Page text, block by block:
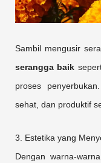
Sambil mengusir
serangga baik
proses
sehat, dan produktif
3. Estetika yang
Dengan warna-